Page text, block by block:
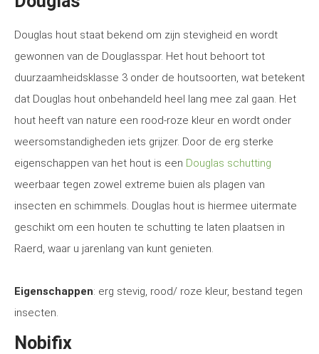
Douglas hout staat bekend om zijn stevigheid en wordt
gewonnen van de Douglasspar. Het hout behoort tot
duurzaamheidsklasse 3 onder de houtsoorten, wat betekent
dat Douglas hout onbehandeld heel lang mee zal gaan. Het
hout heeft van nature een rood-roze kleur en wordt onder
weersomstandigheden iets grijzer. Door de erg sterke
eigenschappen van het hout is een Douglas schutting
weerbaar tegen zowel extreme buien als plagen van
insecten en schimmels. Douglas hout is hiermee uitermate
geschikt om een houten te schutting te laten plaatsen in
Raerd, waar u jarenlang van kunt genieten.
Eigenschappen: erg stevig, rood/ roze kleur, bestand tegen
insecten.
Nobifix